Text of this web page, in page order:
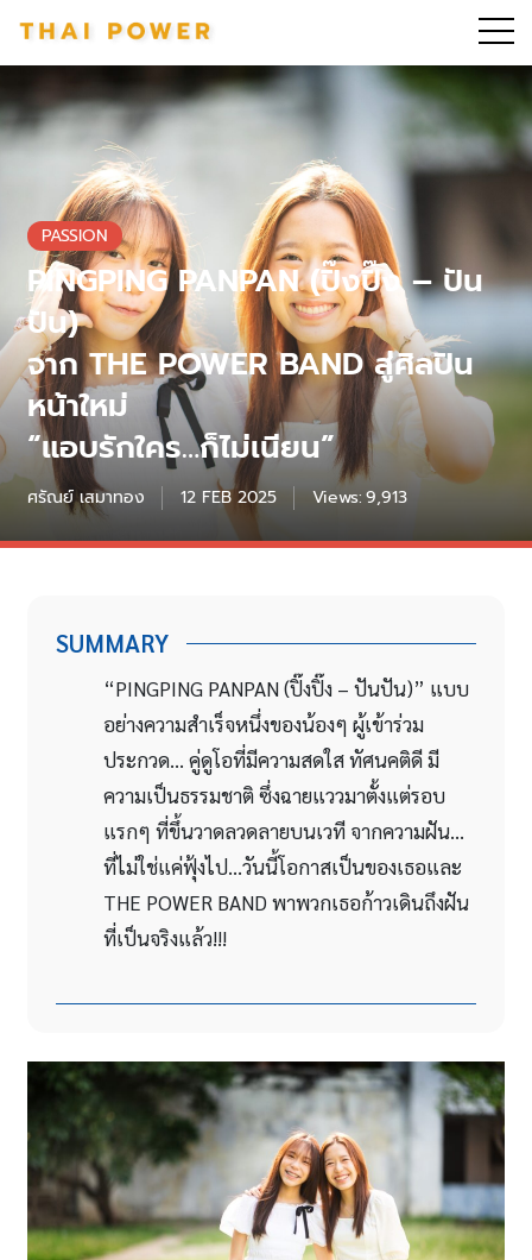
PASSION
PINGPING PANPAN (ปิ๊งปิ๊ง – ปัน
ปัน)
จาก THE POWER BAND สู่ศิลปิน
หน้าใหม่
“แอบรักใคร…ก็ไม่เนียน”
ศรัณย์ เสมาทอง 12 FEB 2025 Views:9,913
SUMMARY
“PINGPING PANPAN (ปิ๊งปิ๊ง – ปันปัน)” แบบ
อย่างความสำเร็จหนึ่งของน้องๆ ผู้เข้าร่วม
ประกวด… คู่ดูโอที่มีความสดใส ทัศนคติดี มี
ความเป็นธรรมชาติ ซึ่งฉายแววมาตั้งแต่รอบ
แรกๆ ที่ขึ้นวาดลวดลายบนเวที จากความฝัน…
ที่ไม่ใช่แค่ฟุ้งไป…วันนี้โอกาสเป็นของเธอและ
THE POWER BAND พาพวกเธอก้าวเดินถึงฝัน
ที่เป็นจริงแล้ว!!!